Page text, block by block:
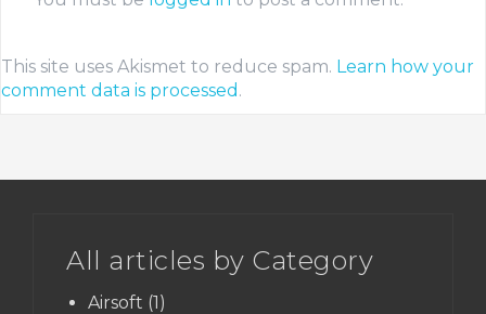
This site uses Akismet to reduce spam. Learn how your
comment data is processed .
All articles by Category
Airsoft (1)